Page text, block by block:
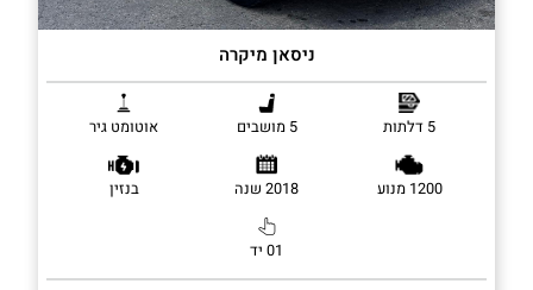
ניסאן מיקרה
5 דלתות 5 מושבים אוטומט גיר
1200 מנוע 2018 שנה בנזין
01 יד